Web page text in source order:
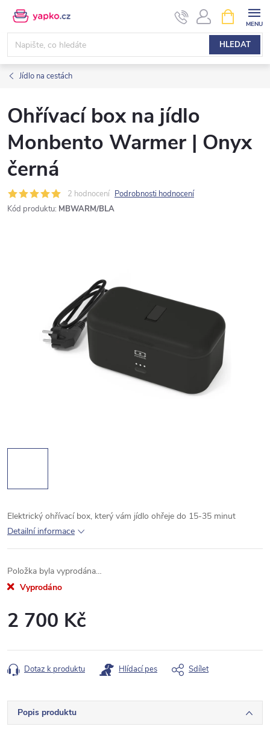
Přejít
obsah
HLEDAT
NÁKUPNÍ
KOŠÍK
Jídlo na cestách
Ohřívací box na jídlo
Monbento Warmer | Onyx
černá
2 hodnocení Podrobnosti hodnocení
Kód produktu: MBWARM/BLA
Elektrický ohřívací box, který vám jídlo ohřeje do 15-35 minut
Detailní informace
Položka byla vyprodána…
Vyprodáno
2 700 Kč
cena:
Dotaz k produktu Hlídací pes Sdílet
Popis produktu